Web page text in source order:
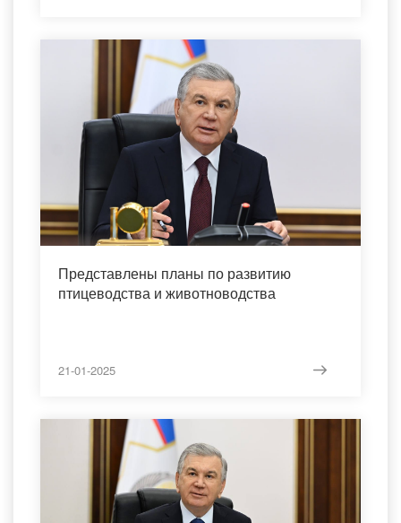
Представлены планы по развитию
птицеводства и животноводства
21-01-2025